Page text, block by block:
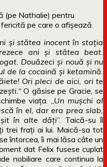
(pe Nathalie) pentru
pe care o afișează.
şi stătea inocent în staţia
ani şi stătea beat.
Douăzeci şi nouă şi nu
de la cocaină şi ketamină.
Ori pleci de aici, ori te
O găsise pe Gracie, se
viața. „ Un muşchi al
în el, dar era prea slab,
în alte dăţi”. Taică-su îl
trei frați ai lui. Maică-sa tot
întorcea, îi mai lăsa câte un
dat Felix fusese cuplat
nobiliare care continua la